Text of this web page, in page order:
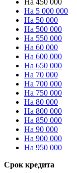
На 450 000
На 5 000 000
На 50 000
На 500 000
На 550 000
На 60 000
На 600 000
На 650 000
На 70 000
На 700 000
На 750 000
На 80 000
На 800 000
На 850 000
На 90 000
На 900 000
На 950 000
Срок кредита